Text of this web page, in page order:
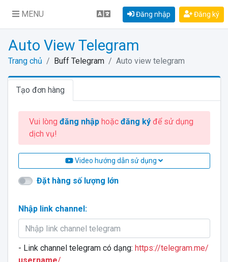
MENU Đăng nhập Đăng ký
Auto View Telegram
Trang chủ Buff Telegram Auto view telegram
Tạo đơn hàng
Vui lòng đăng nhậphoặc đăng kýđể sử dụng
dịch vụ!
Video hướng dẫn sử dụng
Đặt hàng số lượng lớn
Nhập link channel:
- Link channel telegram có dạng: https://telegram.me/